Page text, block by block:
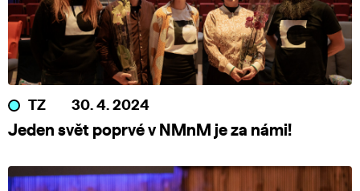
TZ 30. 4. 2024
Jeden svět poprvé v NMnM je za námi!